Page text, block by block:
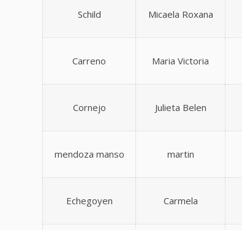
Schild Micaela Roxana
Carreno Maria Victoria
Cornejo Julieta Belen
mendoza manso martin
Echegoyen Carmela